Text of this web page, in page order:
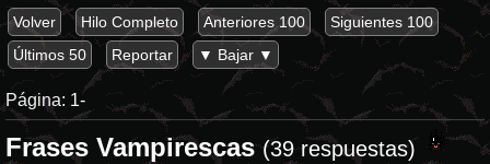
Volver Hilo Completo Anteriores 100
Siguientes 100
Últimos 50
Reportar ▼ Bajar ▼
Página: 1-
Frases Vampirescas (39 respuestas)